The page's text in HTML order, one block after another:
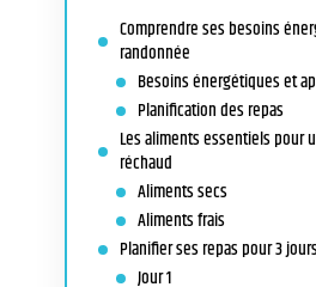
Comprendre ses besoins
randonnée
Besoins énergétiques et
Planification des repas
Les aliments essentiels pour
réchaud
Aliments secs
Aliments frais
Planifier ses repas pour 3
Jour 1